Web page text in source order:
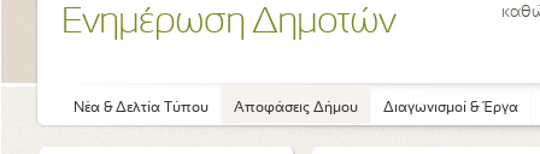
Ενημέρωση Δημοτών
Νέα & Δελτία Τύπου Αποφάσεις Δήμου Διαγωνισμοί & Έργα